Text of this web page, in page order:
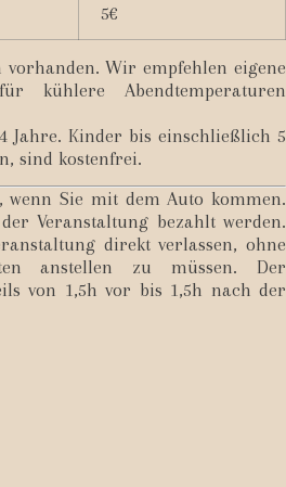
5€
Wir empfehlen eigene
kühlere Abendtemperaturen
Kinder bis einschließlich 5
sind kostenfrei.
Sie mit dem Auto kommen.
Veranstaltung bezahlt werden.
direkt verlassen, ohne
anstellen zu müssen. Der
von 1,5h vor bis 1,5h nach der